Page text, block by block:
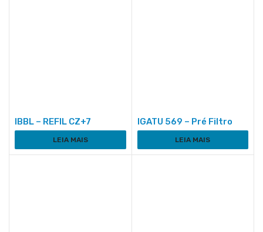
IBBL – REFIL CZ+7
LEIA MAIS
IGATU 569 – Pré Filtro
LEIA MAIS